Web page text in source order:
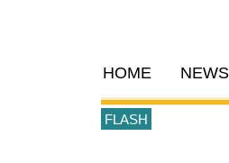
HOME NEWS
FLASH